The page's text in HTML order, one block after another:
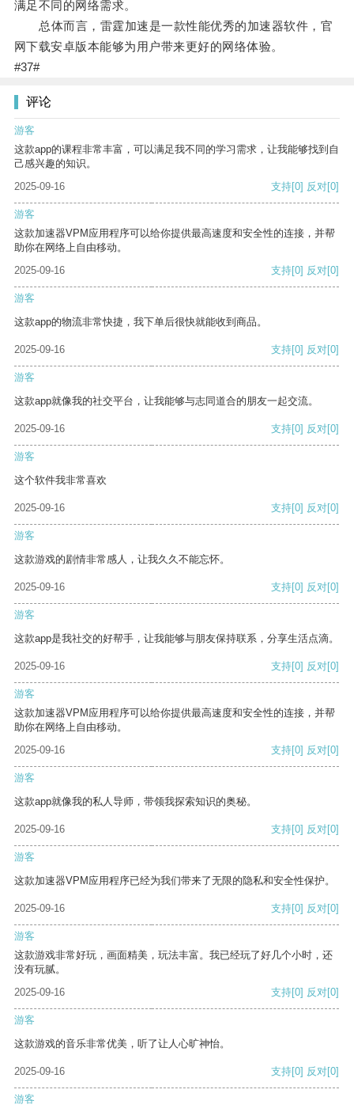
满足不同的网络需求。
总体而言，雷霆加速是一款性能优秀的加速器软件，官
网下载安卓版本能够为用户带来更好的网络体验。
#37#
评论
游客
这款app的课程非常丰富，可以满足我不同的学习需求，让我能够找到自
己感兴趣的知识。
2025-09-16
支持[0] 反对[0]
游客
这款加速器VPM应用程序可以给你提供最高速度和安全性的连接，并帮
助你在网络上自由移动。
2025-09-16
支持[0] 反对[0]
游客
这款app的物流非常快捷，我下单后很快就能收到商品。
2025-09-16 支持[0] 反对[0]
游客
这款app就像我的社交平台，让我能够与志同道合的朋友一起交流。
2025-09-16 支持[0] 反对[0]
游客
这个软件我非常喜欢
2025-09-16 支持[0] 反对[0]
游客
这款游戏的剧情非常感人，让我久久不能忘怀。
2025-09-16 支持[0] 反对[0]
游客
这款app是我社交的好帮手，让我能够与朋友保持联系，分享生活点滴。
2025-09-16 支持[0] 反对[0]
游客
这款加速器VPM应用程序可以给你提供最高速度和安全性的连接，并帮
助你在网络上自由移动。
2025-09-16
支持[0] 反对[0]
游客
这款app就像我的私人导师，带领我探索知识的奥秘。
2025-09-16 支持[0] 反对[0]
游客
这款加速器VPM应用程序已经为我们带来了无限的隐私和安全性保护。
2025-09-16 支持[0] 反对[0]
游客
这款游戏非常好玩，画面精美，玩法丰富。我已经玩了好几个小时，还
没有玩腻。
2025-09-16
支持[0] 反对[0]
游客
这款游戏的音乐非常优美，听了让人心旷神怡。
2025-09-16 支持[0] 反对[0]
游客